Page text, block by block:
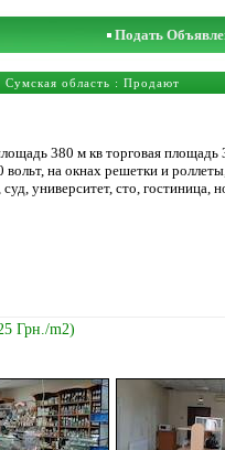
Подать
Сумская область : Продают
380 м кв торговая площадь
на окнах решетки и
университет, сто, гостиница,
Грн./m2)